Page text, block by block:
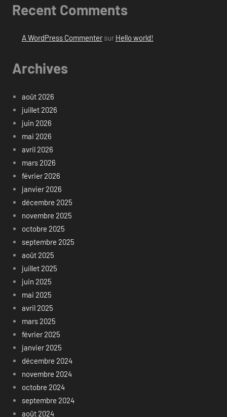
Recent Comments
A WordPress Commentersur Hello world!
Archives
août 2026
juillet 2026
juin 2026
mai 2026
avril 2026
mars 2026
février 2026
janvier 2026
décembre 2025
novembre 2025
octobre 2025
septembre 2025
août 2025
juillet 2025
juin 2025
mai 2025
avril 2025
mars 2025
février 2025
janvier 2025
décembre 2024
novembre 2024
octobre 2024
septembre 2024
août 2024